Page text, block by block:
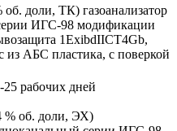
доли, ТК) газоанализатор
ИГС-98 модификации
1ExibdIICT4Gb,
из АБС пластика, с поверкой
рабочих дней